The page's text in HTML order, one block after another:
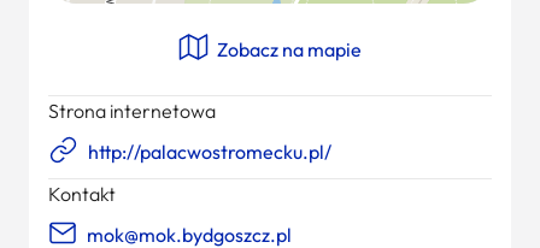
Zobacz na mapie
Strona internetowa
http://palacwostromecku.pl/
Kontakt
mok@mok.bydgoszcz.pl